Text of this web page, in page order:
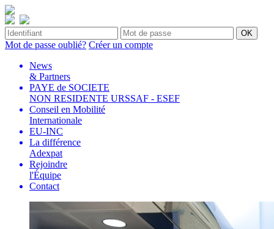
Mot de passe oublié? Créer un compte
News
& Partners
PAYE de SOCIETE
NON RESIDENTE URSSAF - ESEF
Conseil en Mobilité
Internationale
EU-INC
La différence
Adexpat
Rejoindre
l'Équipe
Contact